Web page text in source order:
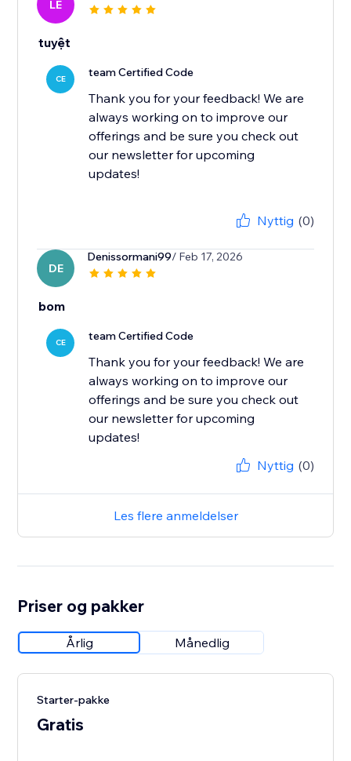
LE
tuyệt
CE team Certified Code
Thank you for your feedback! We are
always working on to improve our
offerings and be sure you check out
our newsletter for upcoming
updates!
Nyttig (0)
DE
Denissormani99/ Feb 17, 2026
bom
CE team Certified Code
Thank you for your feedback! We are
always working on to improve our
offerings and be sure you check out
our newsletter for upcoming
updates!
Nyttig (0)
Les flere anmeldelser
Priser og pakker
Årlig Månedlig
Starter-pakke
Gratis